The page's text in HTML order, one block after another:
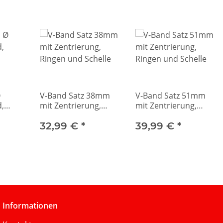
V-Band Satz 38mm
mit Zentrierung,
32,99 € *
V-Band Satz 51mm
mit Zentrierung,
39,99 € *
Informationen